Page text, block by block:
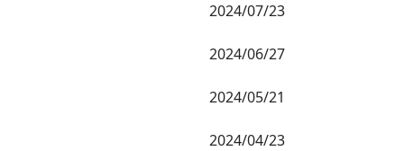
2024/07/23
2024/06/27
2024/05/21
2024/04/23